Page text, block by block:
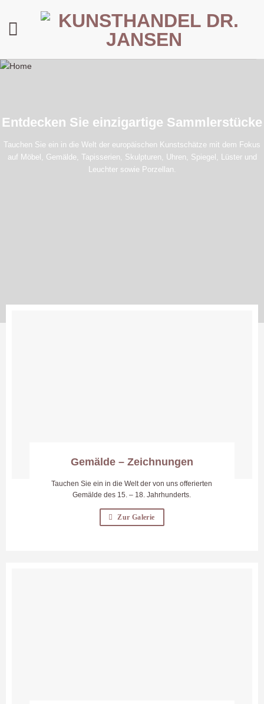
springen
Entdecken Sie einzigartige Sammlerstücke
Tauchen Sie ein in die Welt der europäischen Kunstschätze mit dem Fokus
auf Möbel, Gemälde, Tapisserien, Skulpturen, Uhren, Spiegel, Lüster und
Leuchter sowie Porzellan.
Gemälde – Zeichnungen
Tauchen Sie ein in die Welt der von uns offerierten
Gemälde des 15. – 18. Jahrhunderts.
Zur Galerie